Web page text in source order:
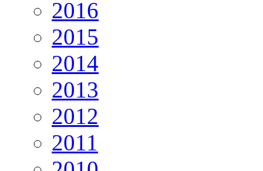
2016
2015
2014
2013
2012
2011